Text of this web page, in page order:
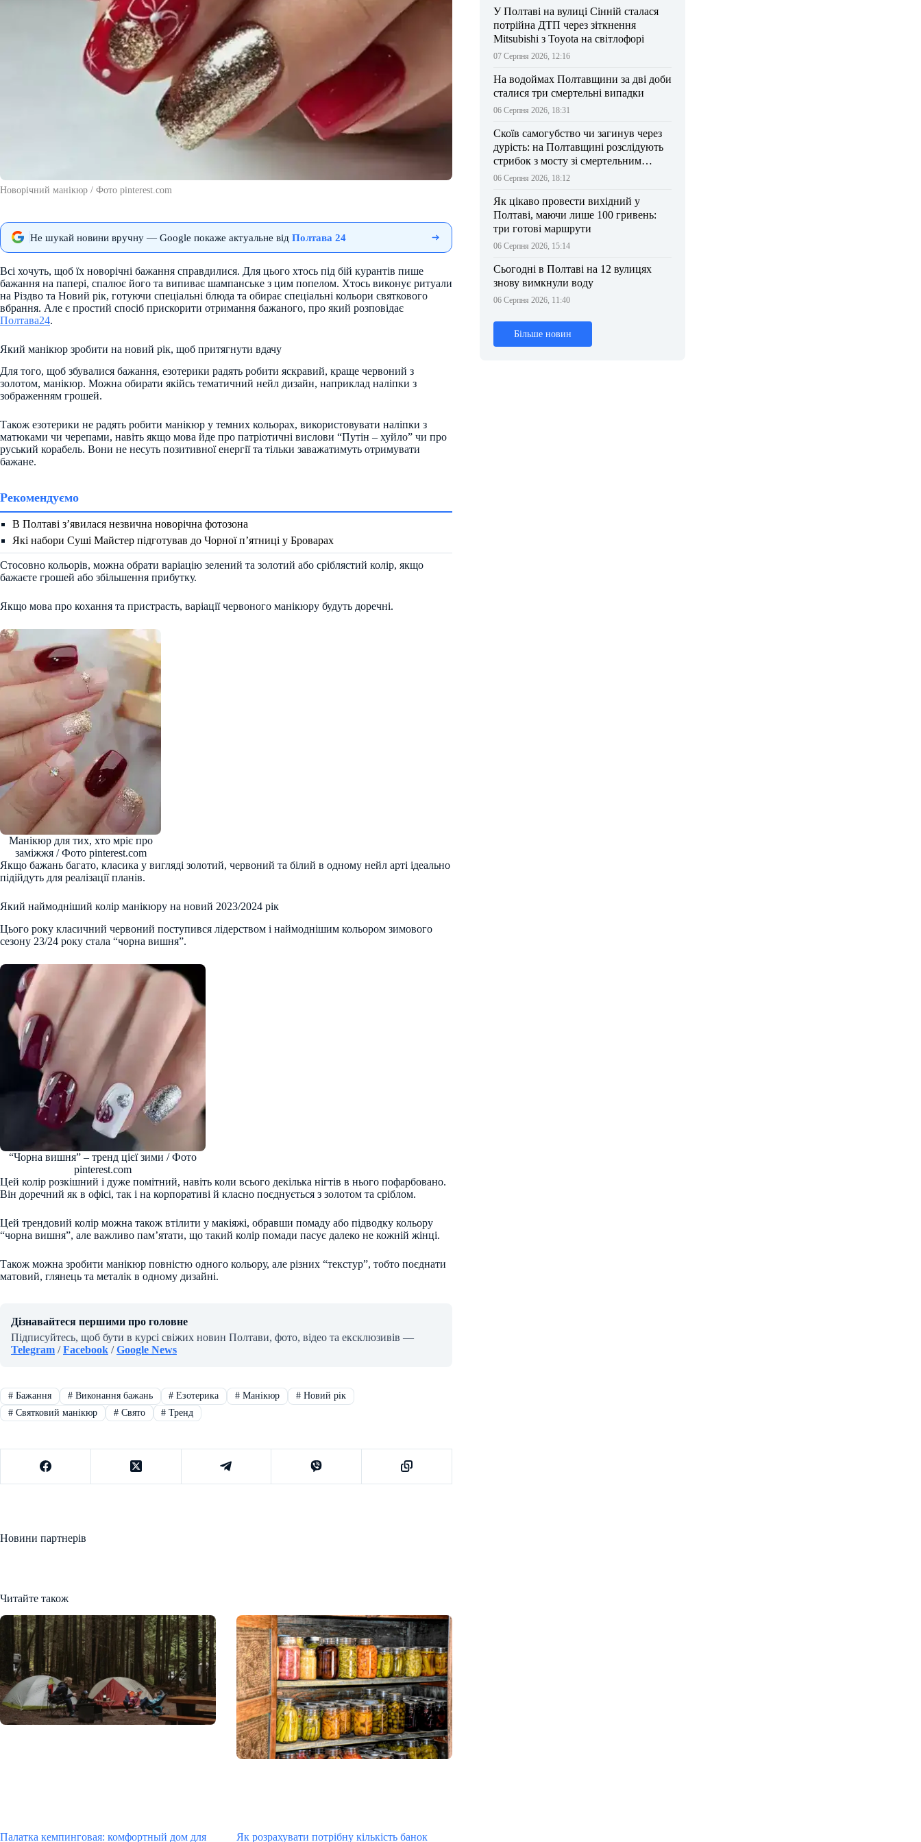
Новорічний манікюр / Фото pinterest.com
Не шукай новини вручну — Google покаже актуальне від Полтава 24
Всі хочуть, щоб їх новорічні бажання справдилися. Для цього хтось під бій курантів пише
бажання на папері, спалює його та випиває шампанське з цим попелом. Хтось виконує ритуали
на Різдво та Новий рік, готуючи спеціальні блюда та обирає спеціальні кольори святкового
вбрання. Але є простий спосіб прискорити отримання бажаного, про який розповідає
Полтава24.
Який манікюр зробити на новий рік, щоб притягнути вдачу
Для того, щоб збувалися бажання, езотерики радять робити яскравий, краще червоний з
золотом, манікюр. Можна обирати якійсь тематичний нейл дизайн, наприклад наліпки з
зображенням грошей.
Також езотерики не радять робити манікюр у темних кольорах, використовувати наліпки з
матюками чи черепами, навіть якщо мова йде про патріотичні вислови “Путін – хуйло” чи про
руський корабель. Вони не несуть позитивної енергії та тільки заважатимуть отримувати
бажане.
Рекомендуємо
В Полтаві з’явилася незвична новорічна фотозона
Які набори Суші Майстер підготував до Чорної п’ятниці у Броварах
Стосовно кольорів, можна обрати варіацію зелений та золотий або сріблястий колір, якщо
бажаєте грошей або збільшення прибутку.
Якщо мова про кохання та пристрасть, варіації червоного манікюру будуть доречні.
Манікюр для тих, хто мріє про
заміжжя / Фото pinterest.com
Якщо бажань багато, класика у вигляді золотий, червоний та білий в одному нейл арті ідеально
підійдуть для реалізації планів.
Який наймодніший колір манікюру на новий 2023/2024 рік
Цього року класичний червоний поступився лідерством і наймоднішим кольором зимового
сезону 23/24 року стала “чорна вишня”.
“Чорна вишня” – тренд цієї зими / Фото
pinterest.com
Цей колір розкішний і дуже помітний, навіть коли всього декілька нігтів в нього пофарбовано.
Він доречний як в офісі, так і на корпоративі й класно поєднується з золотом та сріблом.
Цей трендовий колір можна також втілити у макіяжі, обравши помаду або підводку кольору
“чорна вишня”, але важливо пам’ятати, що такий колір помади пасує далеко не кожній жінці.
Також можна зробити манікюр повністю одного кольору, але різних “текстур”, тобто поєднати
матовий, глянець та металік в одному дизайні.
Дізнавайтеся першими про головне
Підписуйтесь, щоб бути в курсі свіжих новин Полтави, фото, відео та ексклюзивів —
Telegram /Facebook /Google News
#Бажання #Виконання бажань # Езотерика # Манікюр # Новий рік
#Святковий манікюр #Свято # Тренд
Новини партнерів
Читайте також
Палатка кемпинговая: комфортный дом для Як розрахувати потрібну кількість банок
У Полтаві на вулиці Сінній сталася
потрійна ДТП через зіткнення
Mitsubishi з Toyota на світлофорі
07 Серпня 2026, 12:16
На водоймах Полтавщини за дві доби
сталися три смертельні випадки
06 Серпня 2026, 18:31
Скоїв самогубство чи загинув через
дурість: на Полтавщині розслідують
стрибок з мосту зі смертельним
результатом
06 Серпня 2026, 18:12
Як цікаво провести вихідний у
Полтаві, маючи лише 100 гривень:
три готові маршрути
06 Серпня 2026, 15:14
Сьогодні в Полтаві на 12 вулицях
знову вимкнули воду
06 Серпня 2026, 11:40
Більше новин